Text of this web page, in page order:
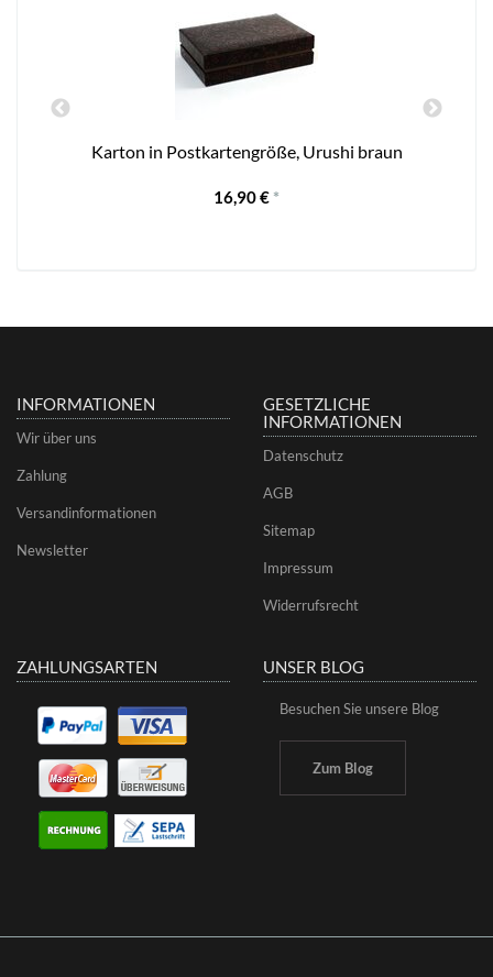
Karton in Postkartengröße, Urushi braun
16,90 € *
INFORMATIONEN
Wir über uns
Zahlung
Versandinformationen
Newsletter
GESETZLICHE
INFORMATIONEN
Datenschutz
AGB
Sitemap
Impressum
Widerrufsrecht
ZAHLUNGSARTEN UNSER BLOG
Besuchen Sie unsere Blog
Zum Blog